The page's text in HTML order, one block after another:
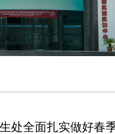
处全面扎实做好春